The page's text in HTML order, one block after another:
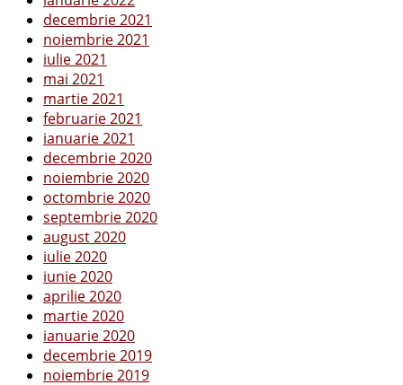
decembrie 2021
noiembrie 2021
iulie 2021
mai 2021
martie 2021
februarie 2021
ianuarie 2021
decembrie 2020
noiembrie 2020
octombrie 2020
septembrie 2020
august 2020
iulie 2020
iunie 2020
aprilie 2020
martie 2020
ianuarie 2020
decembrie 2019
noiembrie 2019